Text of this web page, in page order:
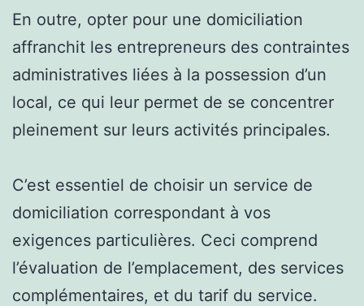
En outre, opter pour une domiciliation
affranchit les entrepreneurs des contraintes
administratives liées à la possession d’un
local, ce qui leur permet de se concentrer
pleinement sur leurs activités principales.
C’est essentiel de choisir un service de
domiciliation correspondant à vos
exigences particulières. Ceci comprend
l’évaluation de l’emplacement, des services
complémentaires, et du tarif du service.